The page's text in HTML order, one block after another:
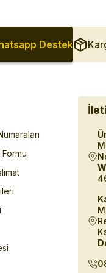
Destek